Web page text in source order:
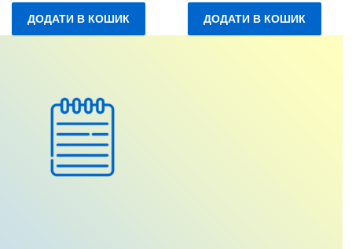
ДОДАТИ В КОШИК ДОДАТИ В КОШИК